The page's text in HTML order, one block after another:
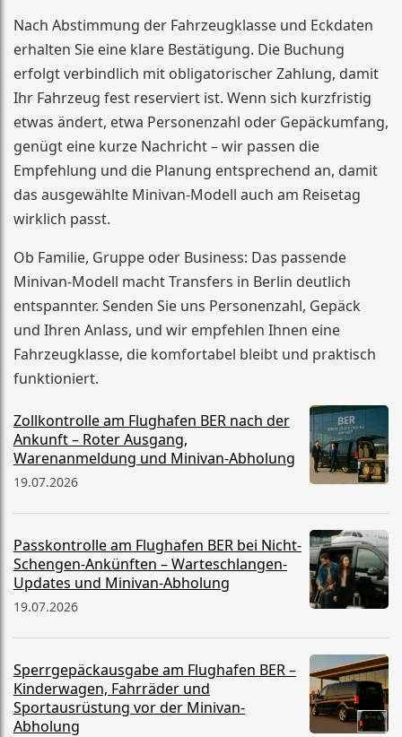
Nach Abstimmung der Fahrzeugklasse und Eckdaten
erhalten Sie eine klare Bestätigung. Die Buchung
erfolgt verbindlich mit obligatorischer Zahlung, damit
Ihr Fahrzeug fest reserviert ist. Wenn sich kurzfristig
etwas ändert, etwa Personenzahl oder Gepäckumfang,
genügt eine kurze Nachricht – wir passen die
Empfehlung und die Planung entsprechend an, damit
das ausgewählte Minivan-Modell auch am Reisetag
wirklich passt.
Ob Familie, Gruppe oder Business: Das passende
Minivan-Modell macht Transfers in Berlin deutlich
entspannter. Senden Sie uns Personenzahl, Gepäck
und Ihren Anlass, und wir empfehlen Ihnen eine
Fahrzeugklasse, die komfortabel bleibt und praktisch
funktioniert.
Zollkontrolle am Flughafen BER nach der
Ankunft – Roter Ausgang,
Warenanmeldung und Minivan-Abholung
19.07.2026
Passkontrolle am Flughafen BER bei Nicht-
Schengen-Ankünften – Warteschlangen-
Updates und Minivan-Abholung
19.07.2026
Sperrgepäckausgabe am Flughafen BER –
Kinderwagen, Fahrräder und
Sportausrüstung vor der Minivan-
Abholung